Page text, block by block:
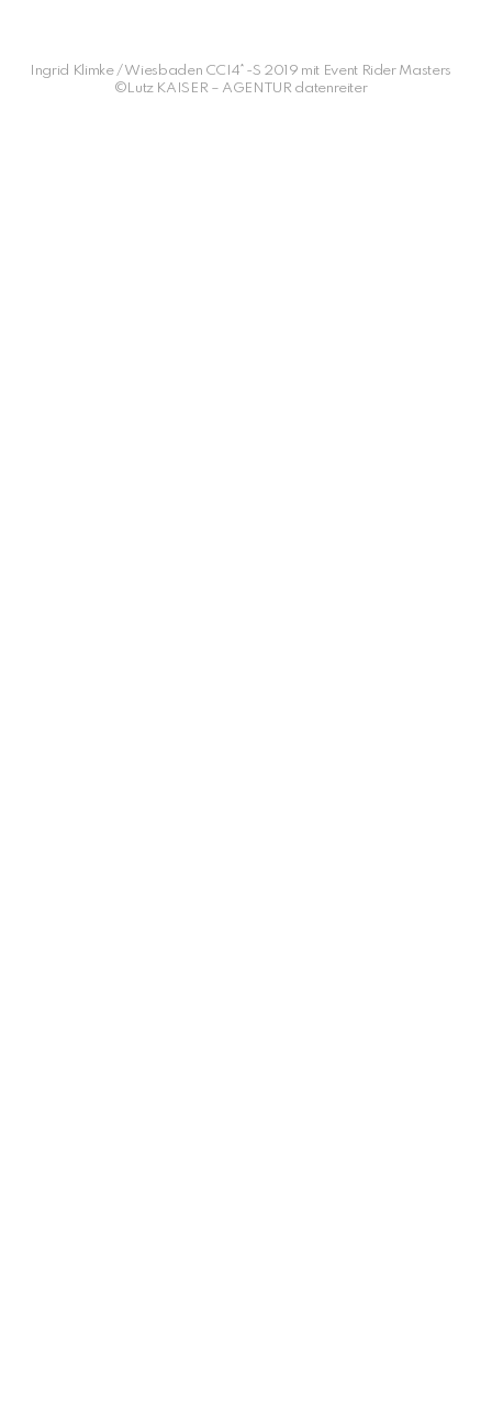
Ingrid Klimke / Wiesbaden CCI4*-S 2019 mit Event Rider Masters
©Lutz KAISER – AGENTUR datenreiter